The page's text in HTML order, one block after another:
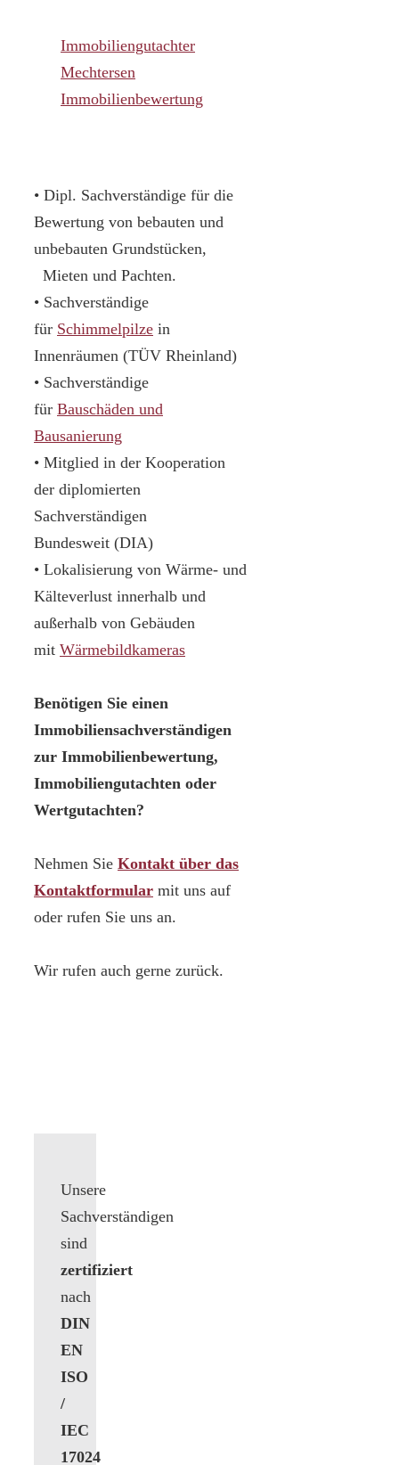
Immobiliengutachter
Mechtersen
Immobilienbewertung
• Dipl. Sachverständige für die
Bewertung von bebauten und
unbebauten Grundstücken,
Mieten und Pachten.
• Sachverständige
für Schimmelpilze in
Innenräumen (TÜV Rheinland)
• Sachverständige
für Bauschäden und
Bausanierung
• Mitglied in der Kooperation
der diplomierten
Sachverständigen
Bundesweit (DIA)
• Lokalisierung von Wärme- und
Kälteverlust innerhalb und
außerhalb von Gebäuden
mit Wärmebildkameras
Benötigen Sie einen
Immobiliensachverständigen
zur Immobilienbewertung,
Immobiliengutachten oder
Wertgutachten?
Nehmen Sie Kontakt über das
Kontaktformular mit uns auf
oder rufen Sie uns an.
Wir rufen auch gerne zurück.
Unsere
Sachverständigen
sind
zertifiziert
nach
DIN
EN
ISO
/
IEC
17024